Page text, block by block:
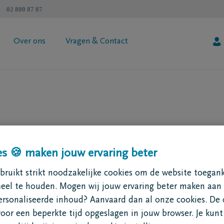
02 800 87 87
Over ons Vragen & Contact
euro à 7.000 euro*
je je familie de kosten
het geregeld is.
🍪 maken jouw ervaring beter
strikt noodzakelijke cookies om de website
te houden. Mogen wij jouw ervaring beter maken aan
inhoud? Aanvaard dan al onze cookies. De
een beperkte tijd opgeslagen in jouw browser. Je